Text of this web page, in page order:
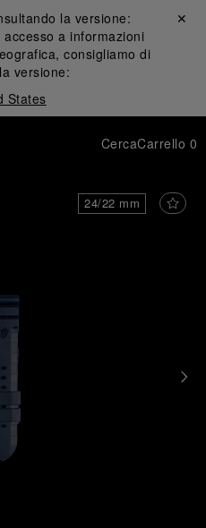
la versione:
accesso a informazioni
consigliamo di
versione:
States
Chiudi ✕
CercaCarrello 0
24/22 mm